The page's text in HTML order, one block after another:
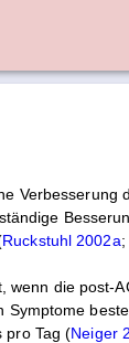
Ruckstuhl 2002a;
die post-
Symptome
pro Tag (Neiger